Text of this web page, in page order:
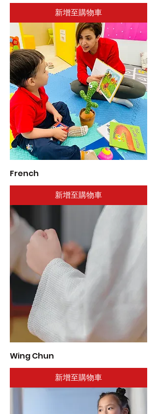
新增至購物車
French
新增至購物車
Wing Chun
新增至購物車